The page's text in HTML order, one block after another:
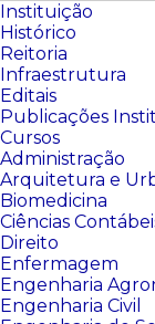
Instituição
Histórico
Reitoria
Infraestrutura
Editais
Publicações
Cursos
Administração
Arquitetura e
Biomedicina
Ciências
Direito
Enfermagem
Engenharia
Engenharia Civil